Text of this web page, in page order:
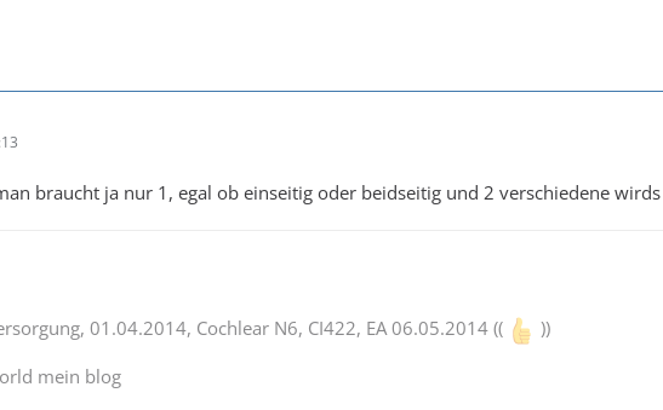
braucht ja nur 1, egal ob einseitig oder beidseitig und 2 verschiedene
01.04.2014, Cochlear N6, CI422, EA 06.05.2014 ((
))
mein blog